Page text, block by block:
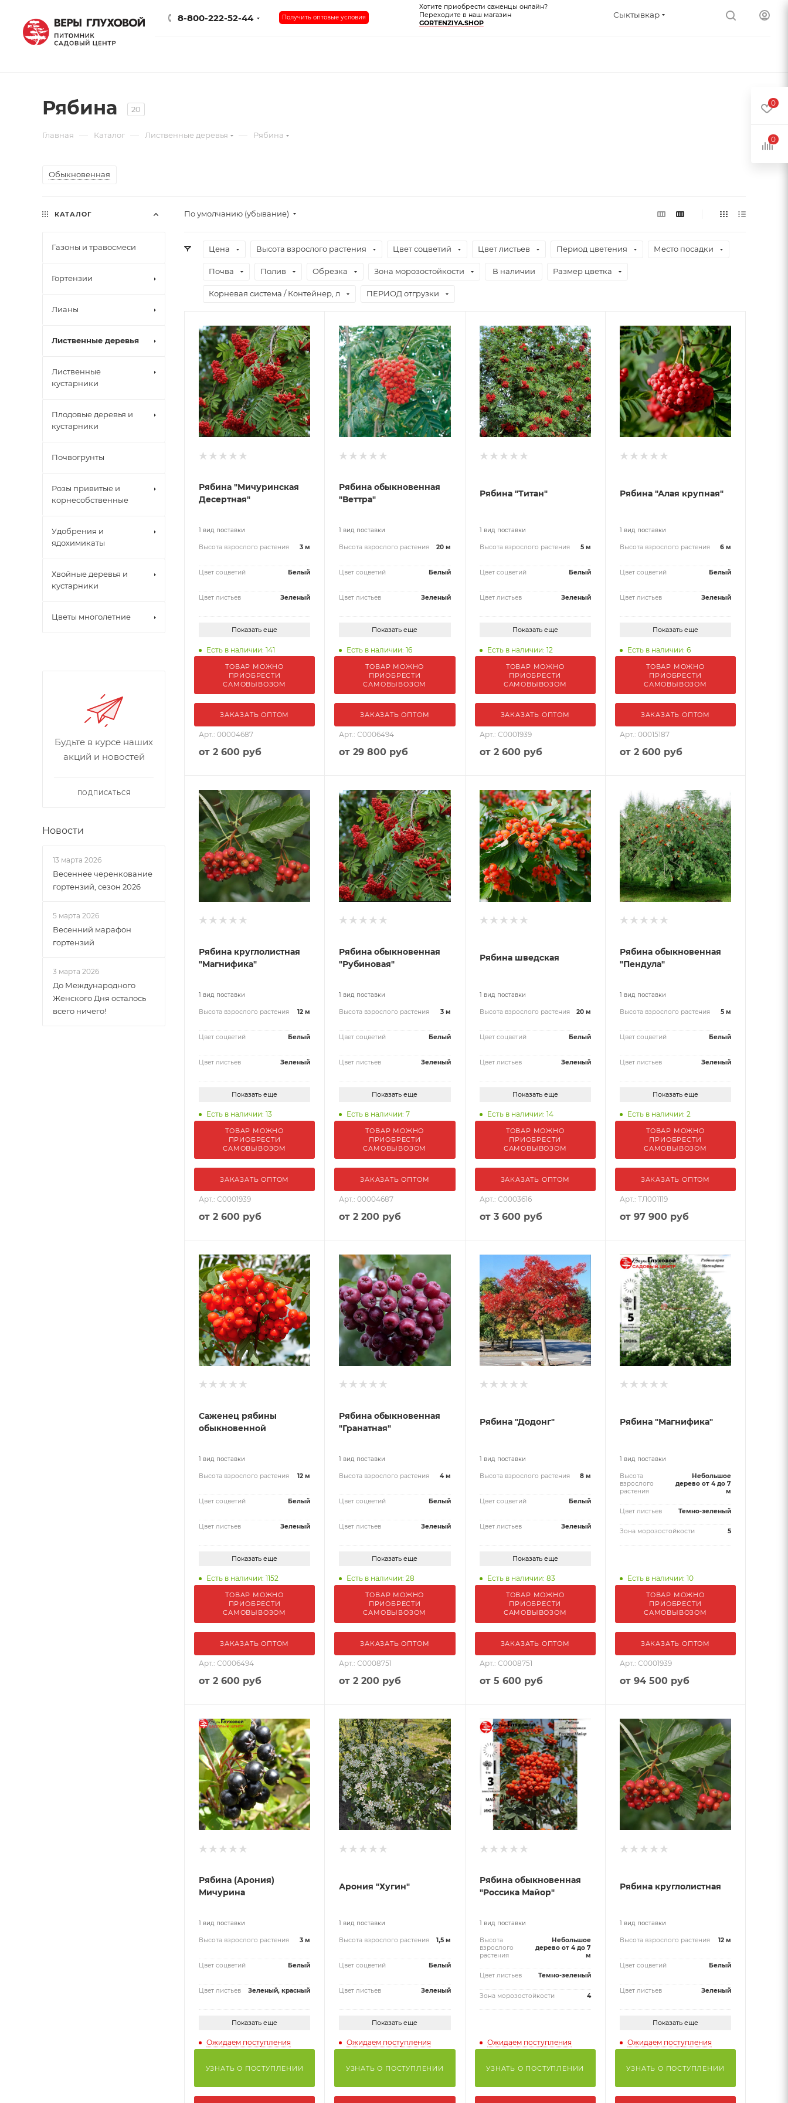
8-800-222-52-44 Получить оптовые условия
Хотите приобрести саженцы онлайн?
Переходите в наш магазин
GORTENZIYA.SHOP
Сыктывкар
Рябина 20
Главная — Каталог — Лиственные деревья — Рябина
Обыкновенная
По умолчанию (убывание)
Цена Высота взрослого растения Цвет соцветий Цвет листьев Период цветения Место посадки
Почва Полив Обрезка Зона морозостойкости В наличии Размер цветка
Корневая система / Контейнер, л ПЕРИОД отгрузки
Рябина "Мичуринская
Десертная"
1 вид поставки
Высота взрослого растения 3 м
Цвет соцветий Белый
Цвет листьев Зеленый
Показать еще
Есть в наличии: 141
ТОВАР МОЖНО
ПРИОБРЕСТИ
САМОВЫВОЗОМ
ЗАКАЗАТЬ ОПТОМ
Арт.: 00004687
от 2 600 руб
Рябина обыкновенная
"Веттра"
1 вид поставки
Высота взрослого растения 20 м
Цвет соцветий Белый
Цвет листьев Зеленый
Показать еще
Есть в наличии: 16
ТОВАР МОЖНО
ПРИОБРЕСТИ
САМОВЫВОЗОМ
ЗАКАЗАТЬ ОПТОМ
Арт.: С0006494
от29 800 руб
Рябина "Титан"
1 вид поставки
Высота взрослого растения 5 м
Цвет соцветий Белый
Цвет листьев Зеленый
Показать еще
Есть в наличии: 12
ТОВАР МОЖНО
ПРИОБРЕСТИ
САМОВЫВОЗОМ
ЗАКАЗАТЬ ОПТОМ
Арт.: С0001939
от 2 600 руб
Рябина "Алая крупная"
1 вид поставки
Высота взрослого растения 6 м
Цвет соцветий Белый
Цвет листьев Зеленый
Показать еще
Есть в наличии: 6
ТОВАР МОЖНО
ПРИОБРЕСТИ
САМОВЫВОЗОМ
ЗАКАЗАТЬ ОПТОМ
Арт.: 00015187
от 2 600 руб
Рябина круглолистная
"Магнифика"
1 вид поставки
Высота взрослого растения 12 м
Цвет соцветий Белый
Цвет листьев Зеленый
Показать еще
Есть в наличии: 13
ТОВАР МОЖНО
ПРИОБРЕСТИ
САМОВЫВОЗОМ
ЗАКАЗАТЬ ОПТОМ
Арт.: С0001939
от 2 600 руб
Рябина обыкновенная
"Рубиновая"
1 вид поставки
Высота взрослого растения 3 м
Цвет соцветий Белый
Цвет листьев Зеленый
Показать еще
Есть в наличии: 7
ТОВАР МОЖНО
ПРИОБРЕСТИ
САМОВЫВОЗОМ
ЗАКАЗАТЬ ОПТОМ
Арт.: 00004687
от2 200 руб
Рябина шведская
1 вид поставки
Высота взрослого растения 20 м
Цвет соцветий Белый
Цвет листьев Зеленый
Показать еще
Есть в наличии: 14
ТОВАР МОЖНО
ПРИОБРЕСТИ
САМОВЫВОЗОМ
ЗАКАЗАТЬ ОПТОМ
Арт.: С0003616
от 3 600 руб
Рябина обыкновенная
"Пендула"
1 вид поставки
Высота взрослого растения 5 м
Цвет соцветий Белый
Цвет листьев Зеленый
Показать еще
Есть в наличии: 2
ТОВАР МОЖНО
ПРИОБРЕСТИ
САМОВЫВОЗОМ
ЗАКАЗАТЬ ОПТОМ
Арт.: ТЛ001119
от 97 900 руб
Саженец рябины
обыкновенной
1 вид поставки
Высота взрослого растения 12 м
Цвет соцветий Белый
Цвет листьев Зеленый
Показать еще
Есть в наличии: 1152
ТОВАР МОЖНО
ПРИОБРЕСТИ
САМОВЫВОЗОМ
ЗАКАЗАТЬ ОПТОМ
Арт.: С0006494
от 2 600 руб
Рябина обыкновенная
"Гранатная"
1 вид поставки
Высота взрослого растения 4 м
Цвет соцветий Белый
Цвет листьев Зеленый
Показать еще
Есть в наличии: 28
ТОВАР МОЖНО
ПРИОБРЕСТИ
САМОВЫВОЗОМ
ЗАКАЗАТЬ ОПТОМ
Арт.: С0008751
от2 200 руб
Рябина "Додонг"
1 вид поставки
Высота взрослого растения 8 м
Цвет соцветий Белый
Цвет листьев Зеленый
Показать еще
Есть в наличии: 83
ТОВАР МОЖНО
ПРИОБРЕСТИ
САМОВЫВОЗОМ
ЗАКАЗАТЬ ОПТОМ
Арт.: С0008751
от 5 600 руб
Рябина "Магнифика"
1 вид поставки
Высота
взрослого
растения
Небольшое
дерево от 4 до 7
м
Цвет листьев Темно-зеленый
Зона морозостойкости 5
Есть в наличии: 10
ТОВАР МОЖНО
ПРИОБРЕСТИ
САМОВЫВОЗОМ
ЗАКАЗАТЬ ОПТОМ
Арт.: С0001939
от 94 500 руб
Рябина (Арония)
Мичурина
1 вид поставки
Высота взрослого растения 3 м
Цвет соцветий Белый
Цвет листьев Зеленый, красный
Показать еще
Ожидаем поступления
УЗНАТЬ О ПОСТУПЛЕНИИ
Арония "Хугин"
1 вид поставки
Высота взрослого растения 1,5 м
Цвет соцветий Белый
Цвет листьев Зеленый
Показать еще
Ожидаем поступления
УЗНАТЬ О ПОСТУПЛЕНИИ
Рябина обыкновенная
"Россика Майор"
1 вид поставки
Высота
взрослого
растения
Небольшое
дерево от 4 до 7
м
Цвет листьев Темно-зеленый
Зона морозостойкости 4
Ожидаем поступления
УЗНАТЬ О ПОСТУПЛЕНИИ
Рябина круглолистная
1 вид поставки
Высота взрослого растения 12 м
Цвет соцветий Белый
Цвет листьев Зеленый
Показать еще
Ожидаем поступления
УЗНАТЬ О ПОСТУПЛЕНИИ
КАТАЛОГ
Газоны и травосмеси
Гортензии
Лианы
Лиственные деревья
Лиственные
кустарники
Плодовые деревья и
кустарники
Почвогрунты
Розы привитые и
корнесобственные
Удобрения и
ядохимикаты
Хвойные деревья и
кустарники
Цветы многолетние
Будьте в курсе наших
акций и новостей
ПОДПИСАТЬСЯ
Новости
13 марта 2026
Весеннее черенкование
гортензий, сезон 2026
5 марта 2026
Весенний марафон
гортензий
3 марта 2026
До Международного
Женского Дня осталось
всего ничего!
0
0